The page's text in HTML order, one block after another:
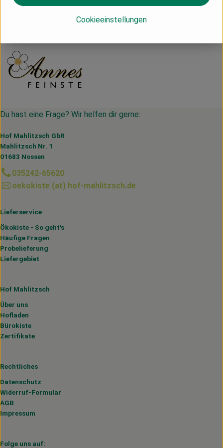
Du hast eine Frage? Wir helfen dir gerne:
Hof Mahlitzsch GbR
Mahlitzsch Nr. 1
01683 Nossen
035242-65620
oekokiste (at) hof-mahlitzsch.de
Lieferservice
Ökokiste - So geht's
Häufige Fragen
Probelieferung
Liefergebiet
Hof Mahlitzsch
Über uns
Hofladen
Bürokiste
Zertifikate
Rechtliches
Datenschutz
Widerruf-Formular
AGB
Impressum
Folge uns auf:
Cookieeinstellungen